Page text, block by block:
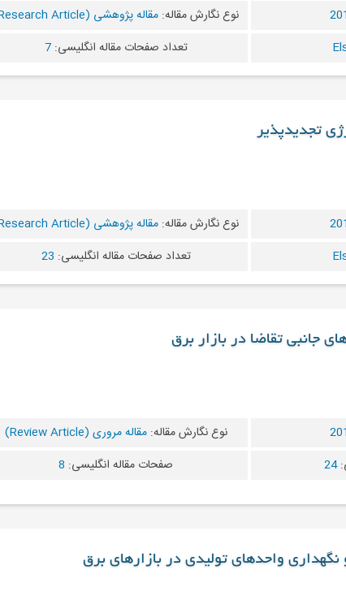
نوع نگارش مقاله: مقاله پژوهشی (Research Article)
تعداد صفحات مقاله انگلیسی:7
تجدیدپذیر
نوع نگارش مقاله: مقاله پژوهشی (Research Article)
تعداد صفحات مقاله انگلیسی: 23
جانبی تقاضا در بازار برق
نوع نگارش مقاله:مقاله مروری (Review Article)
24 صفحات مقاله انگلیسی: 8
واحدهای تولیدی در بازارهای برق